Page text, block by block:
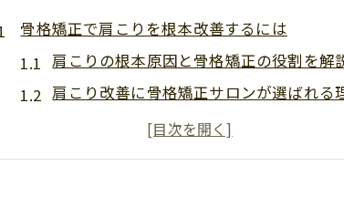
骨格矯正で肩こりを根本改善するには
肩こりの根本原因と骨格矯正の役割を解
肩こり改善に骨格矯正サロンが選ばれる
肩こりと骨盤・姿勢の歪みの密接な関係性
肩こりを放置しないための骨格ケア習慣